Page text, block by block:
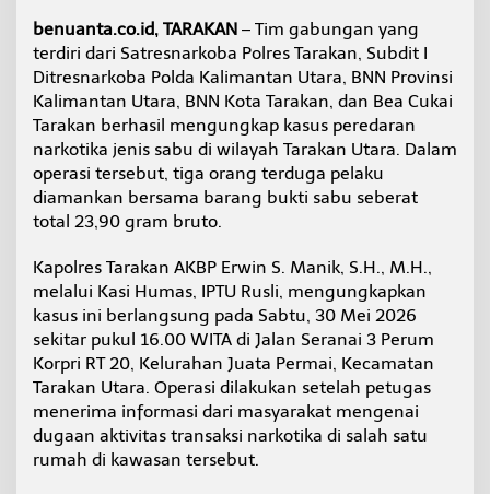
p
r
i
u
a
t
a
P
e
r
a
i
,
a
b
u
S
e
m
p
benuanta.co.id, TARAKAN – Tim gabungan yang
terdiri dari Satresnarkoba Polres Tarakan, Subdit I
Ditresnarkoba Polda Kalimantan Utara, BNN Provinsi
Kalimantan Utara, BNN Kota Tarakan, dan Bea Cukai
Tarakan berhasil mengungkap kasus peredaran
narkotika jenis sabu di wilayah Tarakan Utara. Dalam
operasi tersebut, tiga orang terduga pelaku
diamankan bersama barang bukti sabu seberat
total 23,90 gram bruto.
Kapolres Tarakan AKBP Erwin S. Manik, S.H., M.H.,
melalui Kasi Humas, IPTU Rusli, mengungkapkan
kasus ini berlangsung pada Sabtu, 30 Mei 2026
sekitar pukul 16.00 WITA di Jalan Seranai 3 Perum
Korpri RT 20, Kelurahan Juata Permai, Kecamatan
Tarakan Utara. Operasi dilakukan setelah petugas
menerima informasi dari masyarakat mengenai
dugaan aktivitas transaksi narkotika di salah satu
rumah di kawasan tersebut.